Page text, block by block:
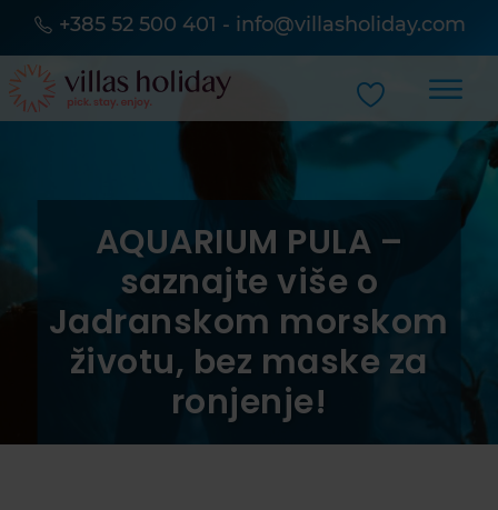
+385 52 500 401 - info@villasholiday.com
AQUARIUM PULA –
saznajte više o
Jadranskom morskom
životu, bez maske za
ronjenje!